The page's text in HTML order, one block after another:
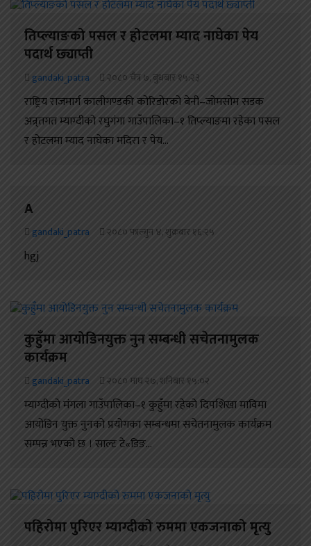
तिप्ल्याङको पसल र होटलमा म्याद नाघेका पेय
पदार्थ छ्याप्ती
gandaki_patra २०८० चैत्र ७, बुधबार १५:२३
राष्ट्रिय राजमार्ग कालीगण्डकी कोरिडोरको बेनी–जोमसोम सडक
अन्र्तगत म्याग्दीको रघुगंगा गाउँपालिका–१ तिप्ल्याङमा रहेका पसल
र होटलमा म्याद नाघेका मदिरा र पेय...
A
gandaki_patra २०८० फाल्गुन ४, शुक्रबार १६:२५
hgj
कुहुँमा आयोडिनयुक्त नुन सम्बन्धी सचेतनामुलक
कार्यक्रम
gandaki_patra २०८० माघ २७, शनिबार १५:०२
म्याग्दीको मंगला गाउँपालिका–१ कुहुँमा रहेको दिपशिखा माविमा
आयोडिन युक्त नुनको प्रयोगका सम्बन्धमा सचेतनामुलक कार्यक्रम
सम्पन्न भएको छ । साल्ट टे«डिङ...
पहिरोमा पुरिएर म्याग्दीको रुममा एकजनाको मृत्यु